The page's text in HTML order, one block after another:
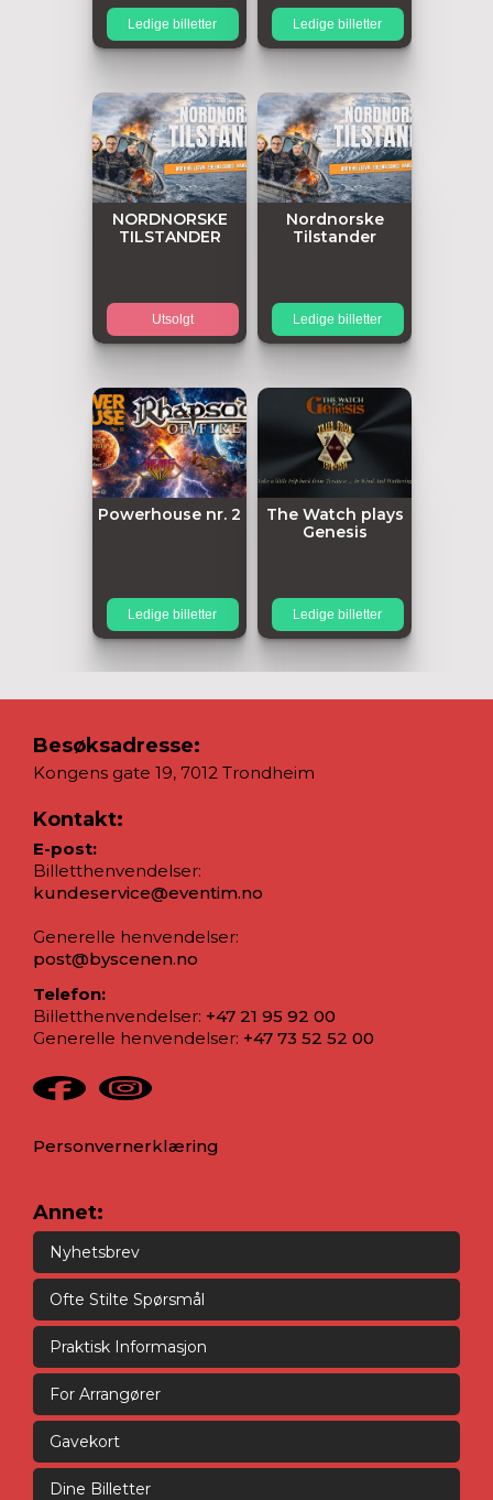
Ledige billetter Ledige billetter
NORDNORSKE
TILSTANDER
Utsolgt
Nordnorske
Tilstander
Ledige billetter
Powerhouse nr. 2
Ledige billetter
The Watch plays
Genesis
Ledige billetter
Besøksadresse:
Kongens gate 19, 7012 Trondheim
Kontakt:
E-post:
Billetthenvendelser:
kundeservice@eventim.no
Generelle henvendelser:
post@byscenen.no
Telefon:
Billetthenvendelser: +47 21 95 92 00
Generelle henvendelser: +47 73 52 52 00
Personvernerklæring
Annet:
Nyhetsbrev
Ofte Stilte Spørsmål
Praktisk Informasjon
For Arrangører
Gavekort
Dine Billetter